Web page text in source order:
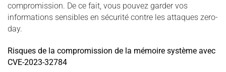
compromission. De ce fait, vous pouvez garder vos
informations sensibles en sécurité contre les attaques zero-
day.
Risques de la compromission de la mémoire système avec
CVE-2023-32784